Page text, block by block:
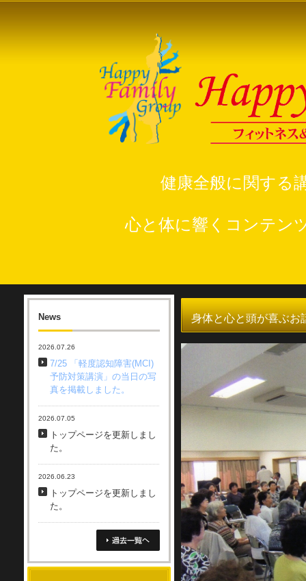
健康全般に関する
心と体に響くコンテン
身体と心と頭が喜ぶお
News
2026.07.26
7/25 「軽度認知障害(MCI)
予防対策講演」の当日の写
真を掲載しました。
2026.07.05
トップページを更新しまし
た。
2026.06.23
トップページを更新しまし
た。